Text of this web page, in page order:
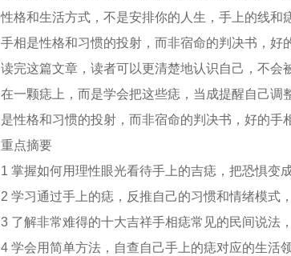
性格和生活方式，不是安排你的人生，手上的线和
手相是性格和习惯的投射，而非宿命的判决书，好
读完这篇文章，读者可以更清楚地认识自己，不会
在一颗痣上，而是学会把这些痣，当成提醒自己调
是性格和习惯的投射，而非宿命的判决书，好的手
重点摘要
1 掌握如何用理性眼光看待手上的吉痣，把恐惧变
2 学习通过手上的痣，反推自己的习惯和情绪模式
3 了解非常难得的十大吉祥手相痣常见的民间说法
4 学会用简单方法，自查自己手上的痣对应的生活